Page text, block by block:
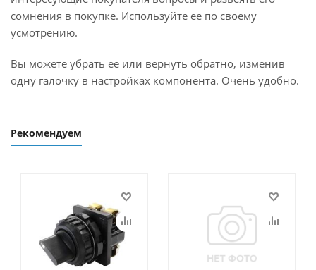
сомнения в покупке. Используйте её по своему
усмотрению.
Вы можете убрать её или вернуть обратно, изменив
одну галочку в настройках компонента. Очень удобно.
Рекомендуем